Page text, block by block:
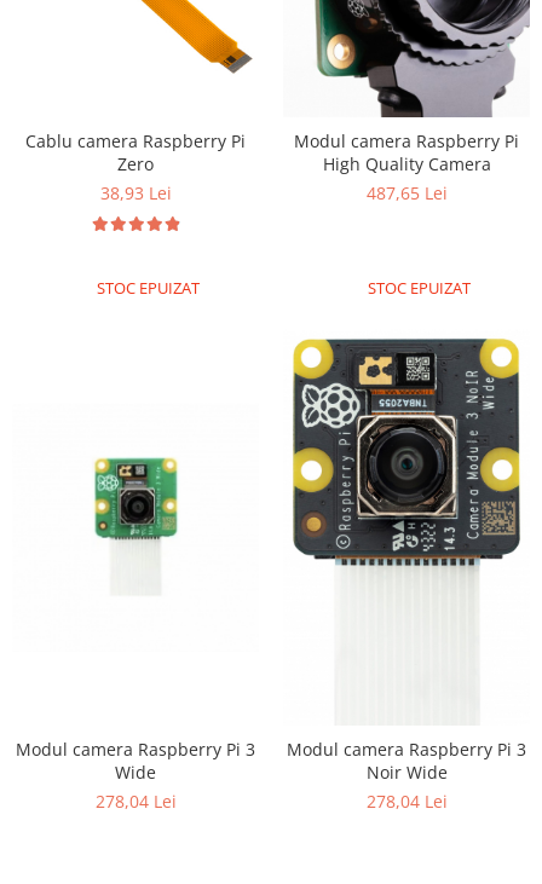
Cablu camera Raspberry Pi
Zero
38,93 Lei
STOC EPUIZAT
Modul camera Raspberry Pi
High Quality Camera
487,65 Lei
STOC EPUIZAT
Modul camera Raspberry Pi 3
Wide
278,04 Lei
Modul camera Raspberry Pi 3
Noir Wide
278,04 Lei